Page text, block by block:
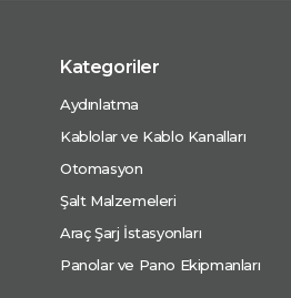
Kategoriler
Aydınlatma
Kablolar ve Kablo Kanalları
Otomasyon
Şalt Malzemeleri
Araç Şarj İstasyonları
Panolar ve Pano Ekipmanları